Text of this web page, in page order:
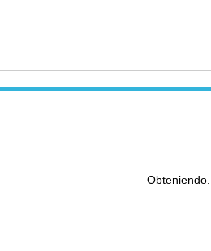
Obteniendo...